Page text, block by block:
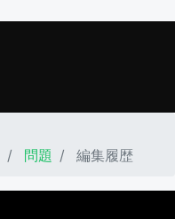
問題 編集履歴